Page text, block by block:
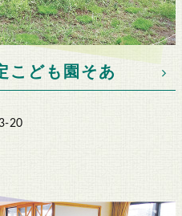
こども園そあ
20